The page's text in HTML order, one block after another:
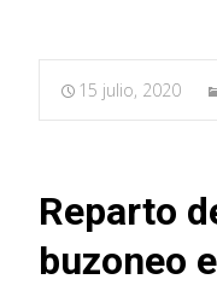
15 julio, 2020
Reparto
buzoneo